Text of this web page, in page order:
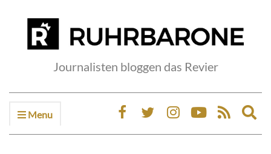
Journalisten bloggen das Revier
Menu